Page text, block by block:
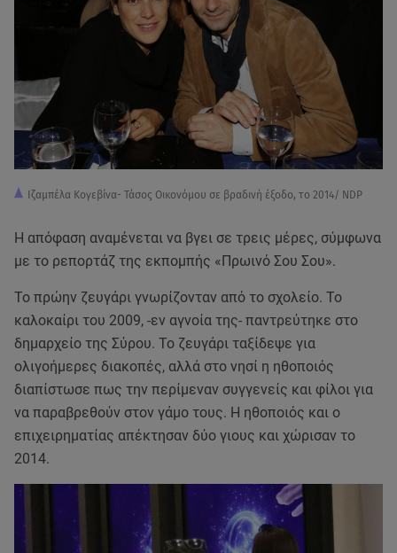
Ιζαμπέλα Κογεβίνα- Τάσος Οικονόμου σε βραδινή έξοδο, το 2014/ NDP
Η απόφαση αναμένεται να βγει σε τρεις μέρες, σύμφωνα
με το ρεπορτάζ της εκπομπής «Πρωινό Σου Σου».
Το πρώην ζευγάρι γνωρίζονταν από το σχολείο. Το
καλοκαίρι του 2009, -εν αγνοία της- παντρεύτηκε στο
δημαρχείο της Σύρου. Το ζευγάρι ταξίδεψε για
ολιγοήμερες διακοπές, αλλά στο νησί η ηθοποιός
διαπίστωσε πως την περίμεναν συγγενείς και φίλοι για
να παραβρεθούν στον γάμο τους. Η ηθοποιός και ο
επιχειρηματίας απέκτησαν δύο γιους και χώρισαν το
2014.